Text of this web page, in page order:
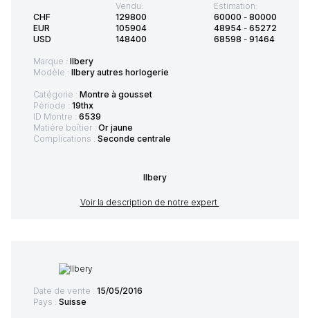
CHF
EUR
USD
Vendu:
129800
105904
148400
Estimation:
60000 - 80000
48954 - 65272
68598 - 91464
Marque : Ilbery
Modèle : Ilbery autres horlogerie
Catégorie : Montre à gousset
Période : 19thx
ID Montre : 6539
Matière boîtier : Or jaune
Complications : Seconde centrale
Ilbery
Voir la description de notre expert
Date de vente : 15/05/2016
Pays : Suisse